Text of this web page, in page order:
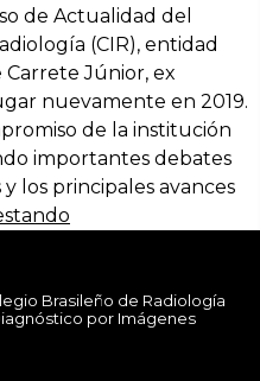
de Actualidad del
(CIR), entidad
Júnior, ex
nuevamente en 2019.
de la institución
importantes debates
los principales avances
Brasileño de Radiología
por Imágenes